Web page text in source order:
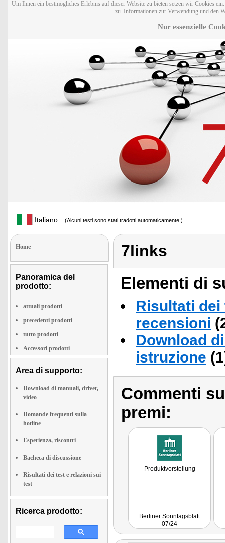
Um Ihnen ein bestmögliches Erlebnis auf dieser Website zu bieten setzen wir Cookies
zu. Informationen zur Verwendung und den
Nur essenzielle
Italiano (Alcuni testi sono stati tradotti automaticamente.)
Home
Panoramica del
prodotto:
attuali prodotti
precedenti prodotti
tutto prodotti
Accessori prodotti
Area di supporto:
Download di manuali, driver,
video
Domande frequenti sulla
hotline
Esperienza, riscontri
Bacheca di discussione
Risultati dei test e relazioni sui
test
Ricerca prodotto:
7links
Elementi di
Risultati
recensioni
Download
istruzione
Commenti
premi:
Produktvorstellung
Berliner Sonntagsblatt
07/24